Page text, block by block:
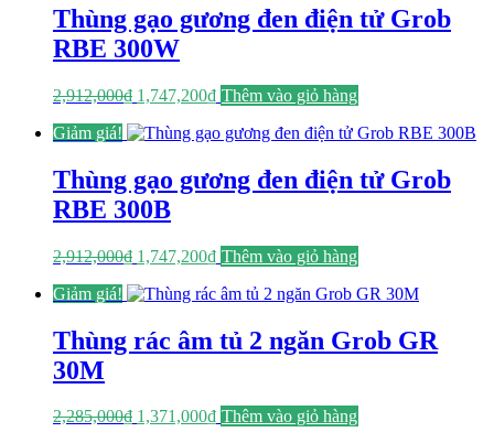
1,443,000₫.
Thùng gạo gương đen điện tử Grob
RBE 300W
2,912,000₫ Giá
là:
1,747,200₫Giá
tại
1,747,200₫.
Thêm vào giỏ hàng
Giảm giá!
Thùng gạo gương đen điện tử Grob
RBE 300B
2,912,000₫ Giá
là:
1,747,200₫Giá
tại
1,747,200₫.
Thêm vào giỏ hàng
Giảm giá!
Thùng rác âm tủ 2 ngăn Grob GR
30M
2,285,000₫ Giá
1,371,000₫Giá
Thêm vào giỏ hàng